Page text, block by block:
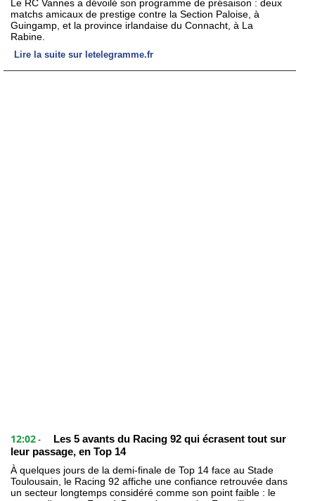
Le RC Vannes a dévoilé son programme de présaison : deux
matchs amicaux de prestige contre la Section Paloise, à
Guingamp, et la province irlandaise du Connacht, à La
Rabine.
Lire la suite sur letelegramme.fr
12:02 -
Les 5 avants du Racing 92 qui écrasent tout sur
leur passage, en Top 14
À quelques jours de la demi-finale de Top 14 face au Stade
Toulousain, le Racing 92 affiche une confiance retrouvée dans
un secteur longtemps considéré comme son point faible : le